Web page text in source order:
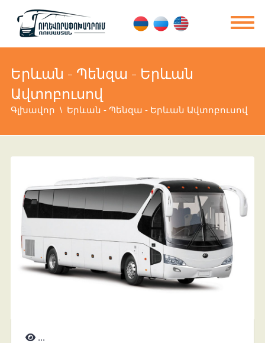
Երևան - Պենզա - Երևան
Ավտոբուսով
Գլխավոր Երևան - Պենզա - Երևան Ավտոբուսով
...